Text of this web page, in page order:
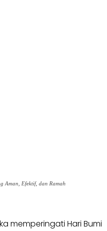
Aman, Efektif, dan Ramah
memperingati Hari Bumi